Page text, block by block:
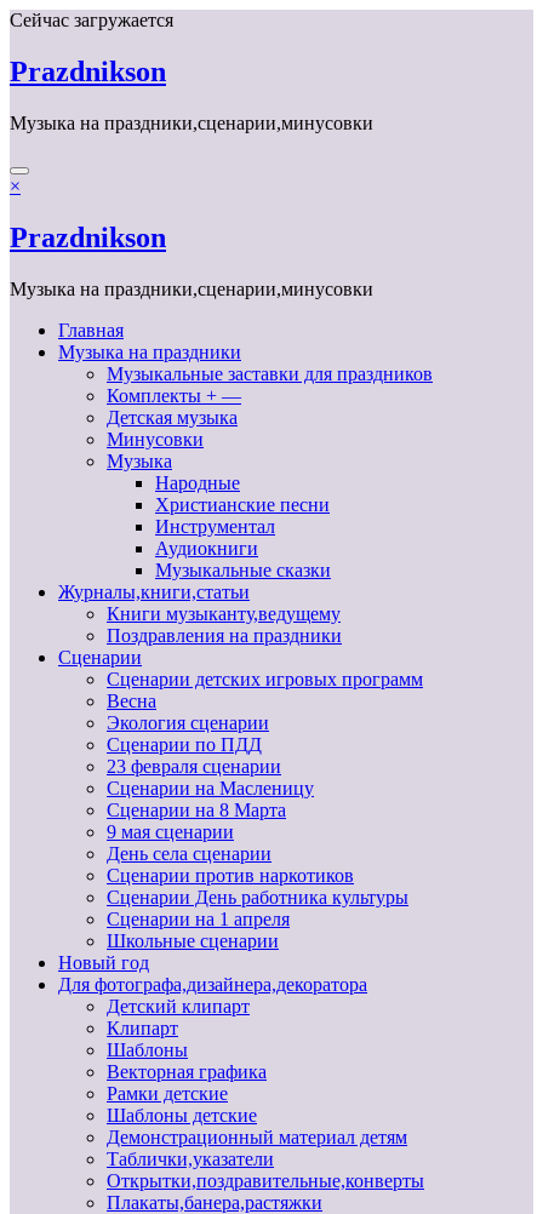
Перейти
содержимому
Сейчас загружается
Prazdnikson
Музыка на праздники,сценарии,минусовки
×
Prazdnikson
Музыка на праздники,сценарии,минусовки
Главная
Музыка на праздники
Музыкальные заставки для праздников
Комплекты + —
Детская музыка
Минусовки
Музыка
Народные
Христианские песни
Инструментал
Аудиокниги
Музыкальные сказки
Журналы,книги,статьи
Книги музыканту,ведущему
Поздравления на праздники
Сценарии
Сценарии детских игровых программ
Весна
Экология сценарии
Сценарии по ПДД
23 февраля сценарии
Сценарии на Масленицу
Сценарии на 8 Марта
9 мая сценарии
День села сценарии
Сценарии против наркотиков
Сценарии День работника культуры
Сценарии на 1 апреля
Школьные сценарии
Новый год
Для фотографа,дизайнера,декоратора
Детский клипарт
Клипарт
Шаблоны
Векторная графика
Рамки детские
Шаблоны детские
Демонстрационный материал детям
Таблички,указатели
Открытки,поздравительные,конверты
Плакаты,банера,растяжки